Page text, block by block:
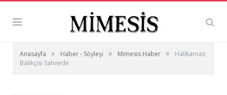
Anasayfa » Haber - Söyleşi » Mimesis Haber »
Halikarnas
Balıkçısı Sahnede